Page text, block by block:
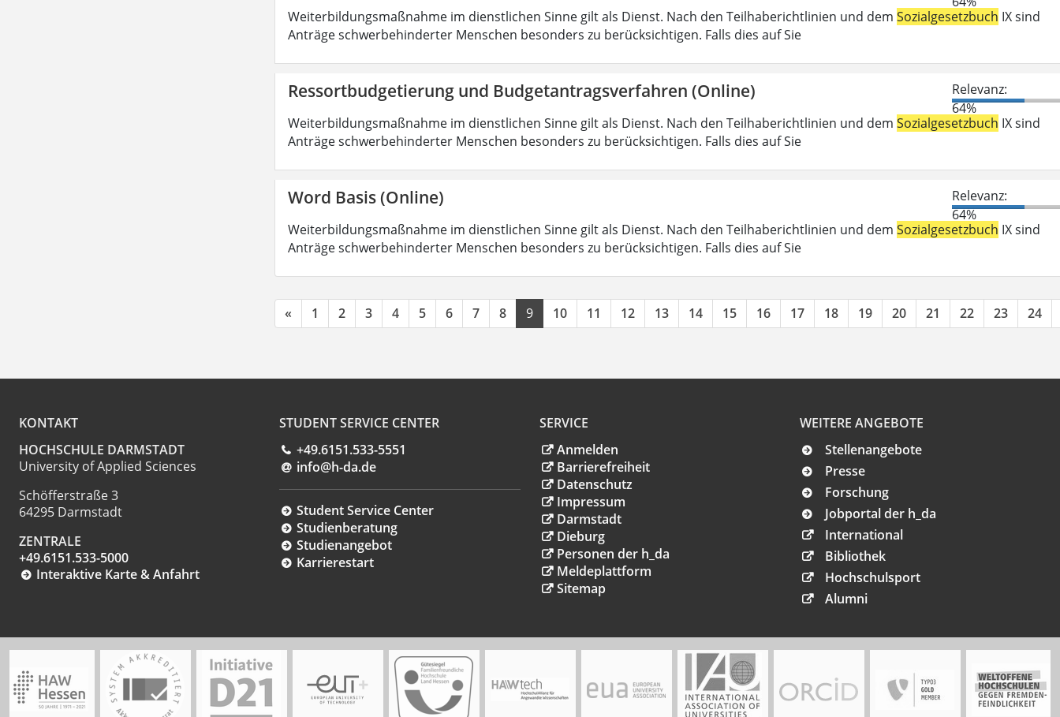
Weiterbildungsmaßnahme im dienstlichen Sinne gilt als Dienst. Nach den Teilhaberichtlinien und dem Sozialgesetzbuch IX sind
Anträge schwerbehinderter Menschen besonders zu berücksichtigen. Falls dies auf Sie
Ressortbudgetierung und Budgetantragsverfahren (Online)
Relevanz:
64%
Weiterbildungsmaßnahme im dienstlichen Sinne gilt als Dienst. Nach den Teilhaberichtlinien und dem Sozialgesetzbuch IX sind
Anträge schwerbehinderter Menschen besonders zu berücksichtigen. Falls dies auf Sie
Word Basis (Online)
Relevanz:
64%
Weiterbildungsmaßnahme im dienstlichen Sinne gilt als Dienst. Nach den Teilhaberichtlinien und dem Sozialgesetzbuch IX sind
Anträge schwerbehinderter Menschen besonders zu berücksichtigen. Falls dies auf Sie
« 1 2 3 4 5 6 7 8 9 10 11 12 13 14 15 16 17 18 19 20 21 22 23 24
KONTAKT
HOCHSCHULE DARMSTADT
University of Applied Sciences
Schöfferstraße 3
64295 Darmstadt
ZENTRALE
+49.6151.533-5000
Interaktive Karte & Anfahrt
STUDENT SERVICE CENTER
+49.6151.533-5551
info@h-da.de
Student Service Center
Studienberatung
Studienangebot
Karrierestart
SERVICE
Anmelden
Barrierefreiheit
Datenschutz
Impressum
Darmstadt
Dieburg
Personen der h_da
Meldeplattform
Sitemap
WEITERE ANGEBOTE
Stellenangebote
Presse
Forschung
Jobportal der h_da
International
Bibliothek
Hochschulsport
Alumni